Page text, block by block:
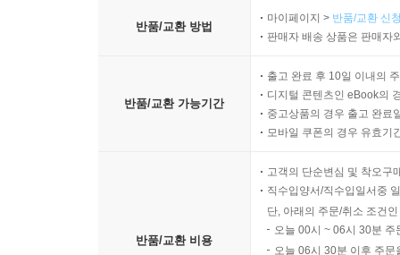
반품/교환 방법
마이페이지 > 반품/교환 신
판매자 배송 상품은 판매자
반품/교환 가능기간
출고 완료 후 10일 이내의
디지털 콘텐츠인 eBook의
중고상품의 경우 출고 완료
모바일 쿠폰의 경우 유효기
반품/교환 비용
고객의 단순변심 및 착오구
직수입양서/직수입일서중
단, 아래의 주문/취소 조건
오늘 00시 ~ 06시 30분
오늘 06시 30분 이후 주